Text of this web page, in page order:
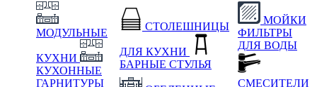
МОДУЛЬНЫЕ
КУХНИ
КУХОННЫЕ
ГАРНИТУРЫ
СТОЛЕШНИЦЫ
ДЛЯ КУХНИ
БАРНЫЕ СТУЛЬЯ
МОЙКИ
ФИЛЬТРЫ
ДЛЯ ВОДЫ
СМЕСИТЕЛИ